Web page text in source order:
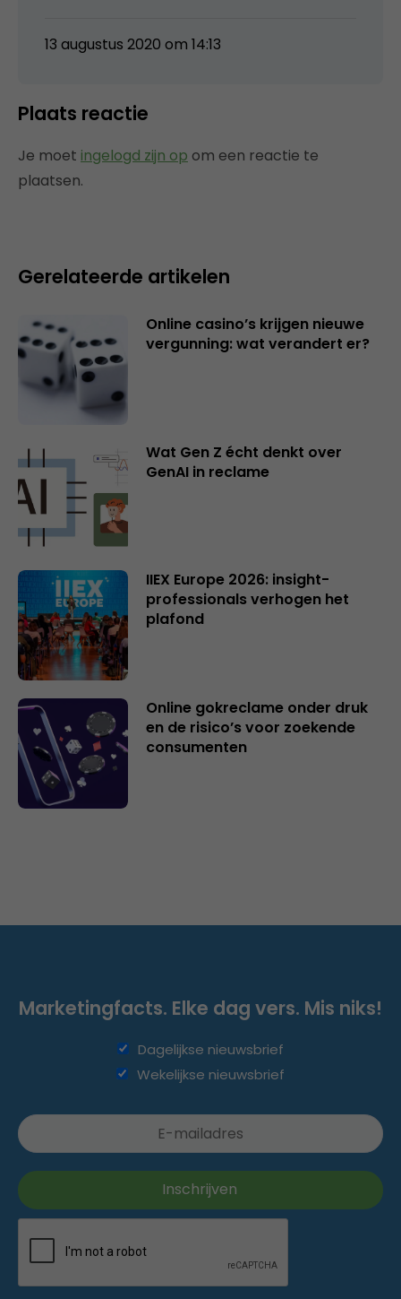
13 augustus 2020 om 14:13
Plaats reactie
Je moet ingelogd zijn op om een reactie te
plaatsen.
Gerelateerde artikelen
Online casino’s krijgen nieuwe
vergunning: wat verandert er?
Wat Gen Z écht denkt over
GenAI in reclame
IIEX Europe 2026: insight-
professionals verhogen het
plafond
Online gokreclame onder druk
en de risico’s voor zoekende
consumenten
Marketingfacts. Elke dag vers. Mis niks!
Dagelijkse nieuwsbrief
Wekelijkse nieuwsbrief